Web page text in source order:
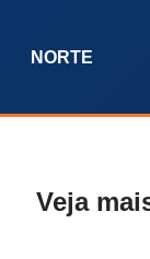
NORTE
Veja